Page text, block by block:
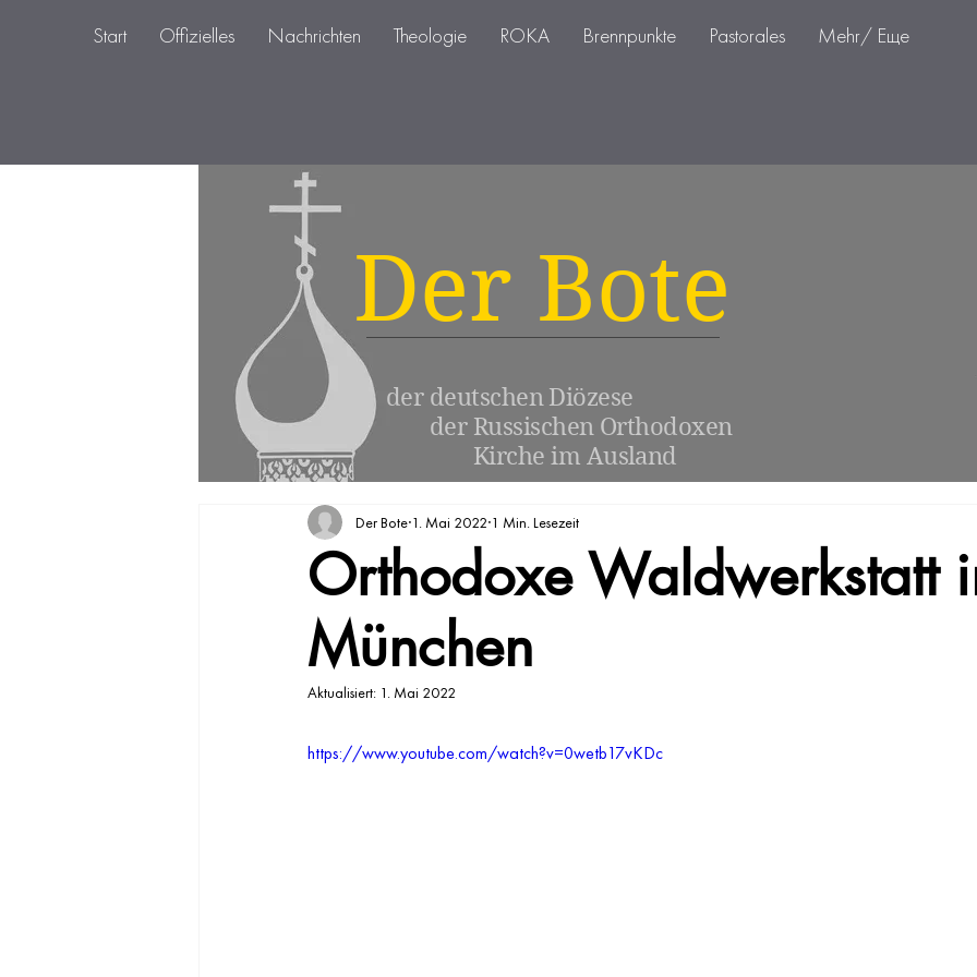
Start Offizielles Nachrichten Theologie ROKA Brennpunkte Pastorales Mehr/ Еще
Der Bote
der deutschen Diözese
der Russischen Orthodoxen
Kirche im Ausland
Orthodoxe Waldwerkstatt
München
Der Bote 1. Mai 2022 1 Min. Lesezeit
Aktualisiert: 1. Mai 2022
https://www.youtube.com/watch?v=0wetb17vKDc